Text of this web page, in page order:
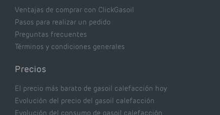
Ventajas de comprar con ClickGasoil
Pasos para realizar un pedido
Preguntas frecuentes
Términos y condiciones generales
Precios
El precio más barato de gasoil calefacción hoy
Evolución del precio del gasoil calefacción
Evolución del consumo de gasoil calefacción